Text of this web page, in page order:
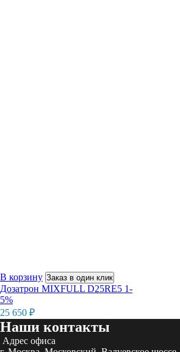
В корзину Заказ в один клик
Дозатрон MIXFULL D25RE5 1-
5%
25 650 ₽
Наши контакты
Адрес офиса